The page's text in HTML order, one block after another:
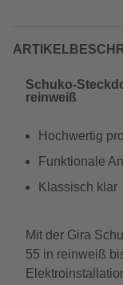
Schuko-
reinweiß
Hochwertig
Funktionale
Klassisch klar
Mit der Gira
55 in reinweiß